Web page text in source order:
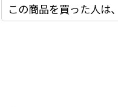
この商品を買った人は